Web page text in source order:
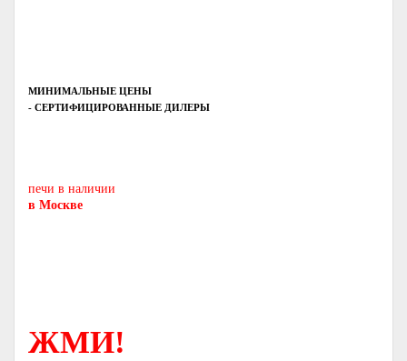
МИНИМАЛЬНЫЕ ЦЕНЫ
- СЕРТИФИЦИРОВАННЫЕ ДИЛЕРЫ
печи в наличии
в Москве
ЖМИ!